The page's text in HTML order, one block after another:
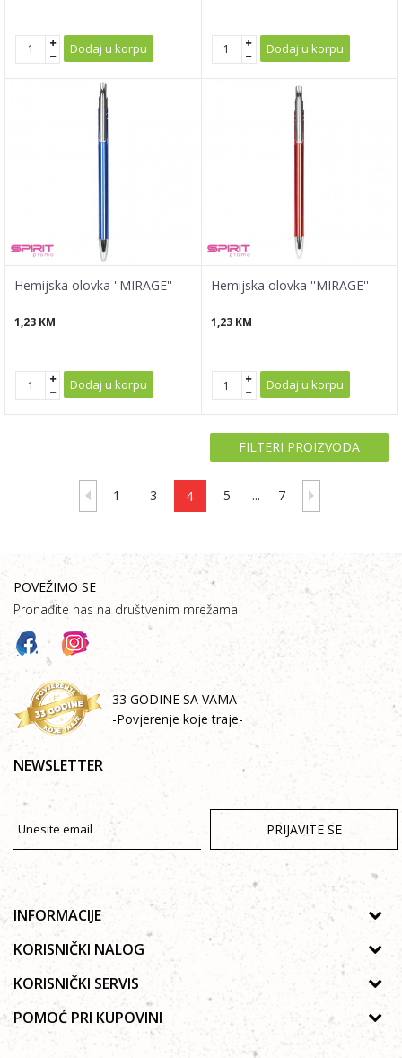
Dodaj u korpu Dodaj u korpu
Hemijska olovka ''MIRAGE''
1,23 KM
Dodaj u korpu
Hemijska olovka ''MIRAGE''
1,23 KM
Dodaj u korpu
FILTERI PROIZVODA
1 3 4 5 ... 7
POVEŽIMO SE
Pronađite nas na društvenim mrežama
33 GODINE SA VAMA
-Povjerenje koje traje-
NEWSLETTER
PRIJAVITE SE
INFORMACIJE
O nama
Galerija
Saradnja
KORISNIČKI NALOG
Uputstvo za registraciju
Zaboravljena lozinka
Poručivanje
KORISNIČKI SERVIS
Politika privatnosti
Autorska prava
POMOĆ PRI KUPOVINI
Kako kupiti online?